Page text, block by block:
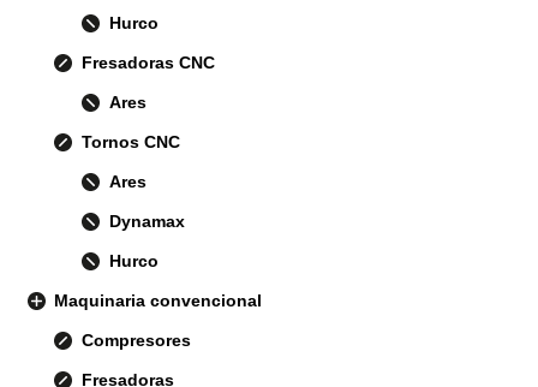
Hurco
Fresadoras CNC
Ares
Tornos CNC
Ares
Dynamax
Hurco
Maquinaria convencional
Compresores
Fresadoras